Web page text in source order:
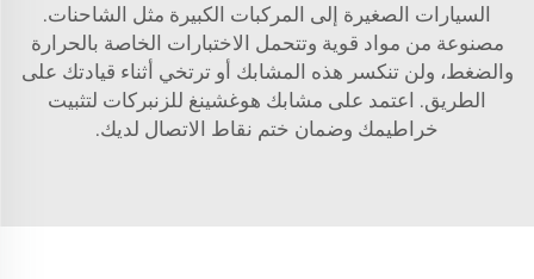
السيارات الصغيرة إلى المركبات الكبيرة مثل الشاحنات.
مصنوعة من مواد قوية وتتحمل الاختبارات الخاصة بالحرارة
والضغط، ولن تنكسر هذه المشابك أو ترتخي أثناء قيادتك على
الطريق. اعتمد على مشابك هوغشينغ للزنبركات لتثبيت
خراطيمك وضمان ختم نقاط الاتصال لديك.